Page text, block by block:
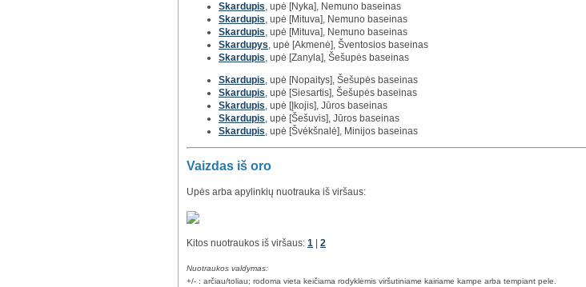
Skardupis, upė [Nyka], Nemuno baseinas
Skardupis, upė [Mituva], Nemuno baseinas
Skardupis, upė [Mituva], Nemuno baseinas
Skardupys, upė [Akmenė], Šventosios baseinas
Skardupis, upė [Zanyla], Šešupės baseinas
Skardupis, upė [Nopaitys], Šešupės baseinas
Skardupis, upė [Siesartis], Šešupės baseinas
Skardupis, upė [Įkojis], Jūros baseinas
Skardupis, upė [Šešuvis], Jūros baseinas
Skardupis, upė [Švėkšnalė], Minijos baseinas
Vaizdas iš oro
Upės arba apylinkių nuotrauka iš viršaus:
Kitos nuotraukos iš viršaus: 1 | 2
Nuotraukos valdymas:
+/- : arčiau/toliau; rodoma vieta keičiama rodyklėmis viršutiniame kairiame kampe arba tempiant pele.